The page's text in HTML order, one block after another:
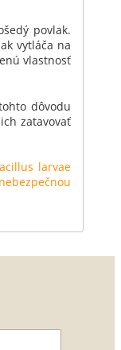
povlak.
vytláča na
vlastnosť
dôvodu
zatavovať
larvae